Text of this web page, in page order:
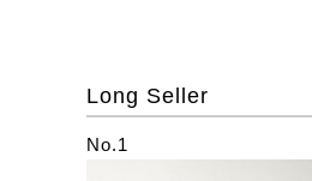
Long Seller
No.1